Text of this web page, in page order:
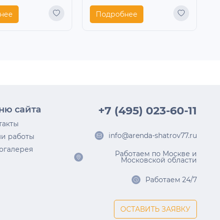
Подробнее
сайта
работы
+7 (495) 023-60-11
info@arenda-shatrov77.ru
Работаем по Москве и
Московской области
Работаем 24/7
ОСТАВИТЬ ЗАЯВКУ